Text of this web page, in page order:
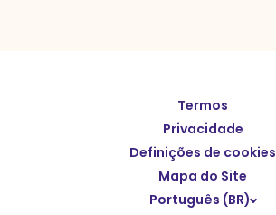
Termos
Privacidade
Definições de cookies
Mapa do Site
Português (BR)
English
Español
Deutsch
繁體中文